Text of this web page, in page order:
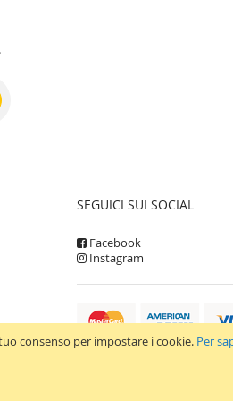
consenso per impostare i cookie. Per
SEGUICI SUI SOCIAL
Facebook
Instagram